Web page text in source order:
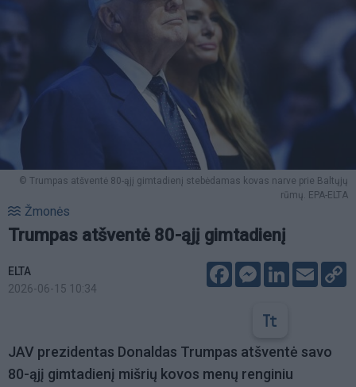
© Trumpas atšventė 80-ąjį gimtadienį stebėdamas kovas narve prie Baltųjų
rūmų. EPA-ELTA
Žmonės
Trumpas atšventė 80-ąjį gimtadienį
ELTA
2026-06-15 10:34
FacebookMessenger
LinkedIn
Email
JAV prezidentas Donaldas Trumpas atšventė savo
80-ąjį gimtadienį mišrių kovos menų renginiu